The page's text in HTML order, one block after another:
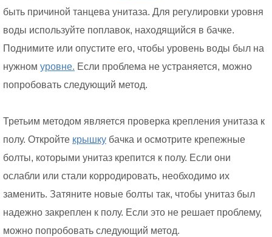
быть причиной танцева унитаза. Для регулировки уровня
воды используйте поплавок, находящийся в бачке.
Поднимите или опустите его, чтобы уровень воды был на
нужном уровне. Если проблема не устраняется, можно
попробовать следующий метод.
Третьим методом является проверка крепления унитаза к
полу. Откройте крышку бачка и осмотрите крепежные
болты, которыми унитаз крепится к полу. Если они
ослабли или стали корродировать, необходимо их
заменить. Затяните новые болты так, чтобы унитаз был
надежно закреплен к полу. Если это не решает проблему,
можно попробовать следующий метод.